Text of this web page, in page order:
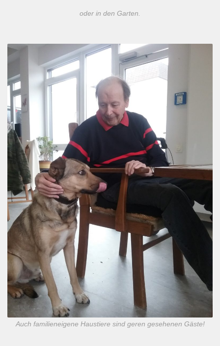
oder in den Garten.
Auch familieneigene Haustiere sind geren gesehenen Gäste!